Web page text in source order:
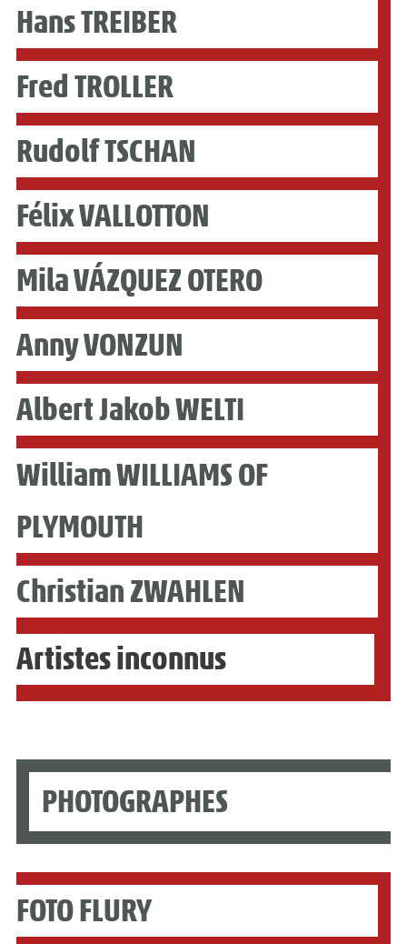
Hans TREIBER
Fred TROLLER
Rudolf TSCHAN
Félix VALLOTTON
Mila VÁZQUEZ OTERO
Anny VONZUN
Albert Jakob WELTI
William WILLIAMS OF
PLYMOUTH
Christian ZWAHLEN
Artistes inconnus
PHOTOGRAPHES
FOTO FLURY